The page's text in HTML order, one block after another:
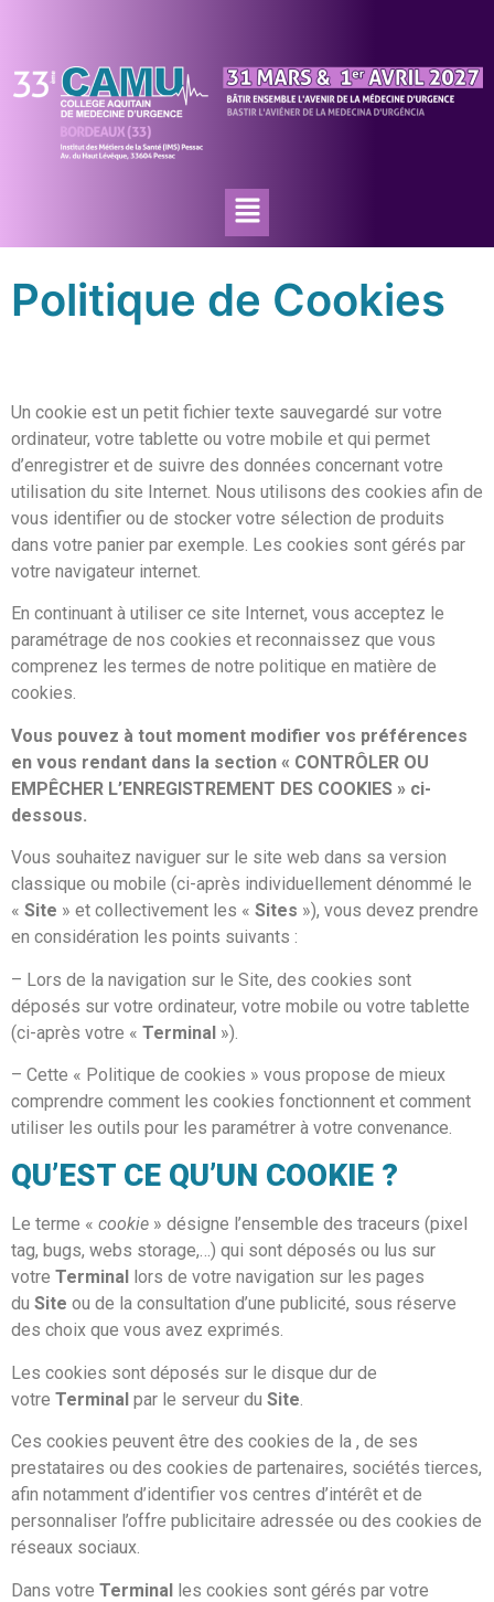
Politique de Cookies
Un cookie est un petit fichier texte sauvegardé sur votre
ordinateur, votre tablette ou votre mobile et qui permet
d’enregistrer et de suivre des données concernant votre
utilisation du site Internet. Nous utilisons des cookies afin de
vous identifier ou de stocker votre sélection de produits
dans votre panier par exemple. Les cookies sont gérés par
votre navigateur internet.
En continuant à utiliser ce site Internet, vous acceptez le
paramétrage de nos cookies et reconnaissez que vous
comprenez les termes de notre politique en matière de
cookies.
Vous pouvez à tout moment modifier vos préférences
en vous rendant dans la section « CONTRÔLER OU
EMPÊCHER L’ENREGISTREMENT DES COOKIES » ci-
dessous.
Vous souhaitez naviguer sur le site web dans sa version
classique ou mobile (ci-après individuellement dénommé le
« Site » et collectivement les « Sites »), vous devez prendre
en considération les points suivants :
– Lors de la navigation sur le Site, des cookies sont
déposés sur votre ordinateur, votre mobile ou votre tablette
(ci-après votre « Terminal »).
– Cette « Politique de cookies » vous propose de mieux
comprendre comment les cookies fonctionnent et comment
utiliser les outils pour les paramétrer à votre convenance.
QU’EST CE QU’UN COOKIE ?
Le terme « cookie » désigne l’ensemble des traceurs (pixel
tag, bugs, webs storage,…) qui sont déposés ou lus sur
votre Terminal
lors de votre navigation sur les pages
du Site ou de la consultation d’une publicité, sous réserve
des choix que vous avez exprimés.
Les cookies sont déposés sur le disque dur de
votre Terminal par le serveur du Site
Ces cookies peuvent être des cookies de la , de ses
prestataires ou des cookies de partenaires, sociétés tierces,
afin notamment d’identifier vos centres d’intérêt et de
personnaliser l’offre publicitaire adressée ou des cookies de
réseaux sociaux.
Dans votre Terminal les cookies sont gérés par votre